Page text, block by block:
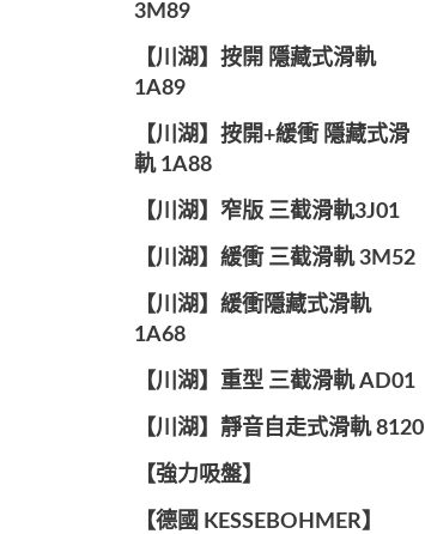
3M89
【川湖】按開 隱藏式滑軌
1A89
【川湖】按開+緩衝 隱藏式滑
軌 1A88
【川湖】窄版 三截滑軌3J01
【川湖】緩衝 三截滑軌 3M52
【川湖】緩衝隱藏式滑軌
1A68
【川湖】重型 三截滑軌 AD01
【川湖】靜音自走式滑軌 8120
【強力吸盤】
【德國 KESSEBOHMER】